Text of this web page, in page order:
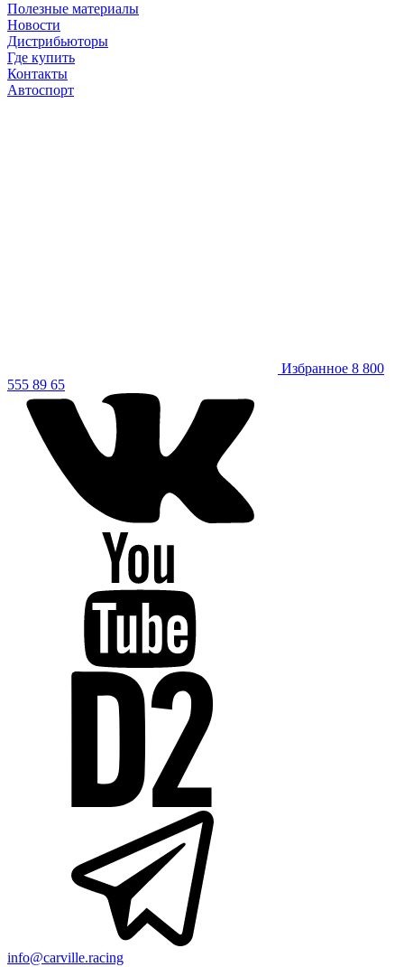
Полезные материалы
Новости
Дистрибьюторы
Где купить
Контакты
Автоспорт
Избранное 8 800
555 89 65
info@carville.racing